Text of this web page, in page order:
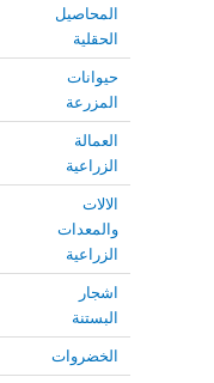
المحاصيل
الحقلية
حيوانات
المزرعة
العمالة
الزراعية
الالات
والمعدات
الزراعية
اشجار
البستنة
الخضروات